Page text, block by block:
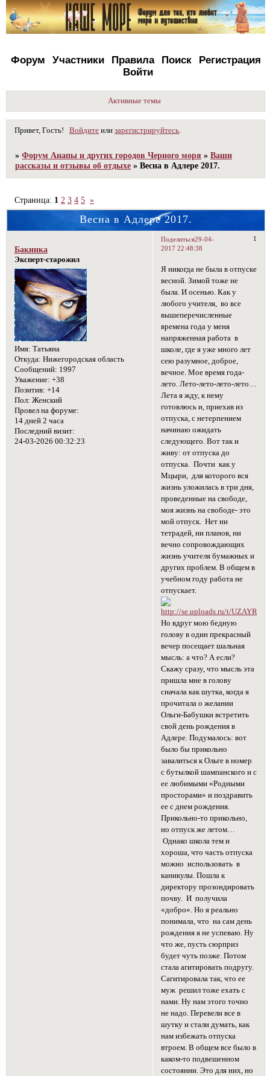
Форум Участники Правила Поиск
Регистрация
Войти
Активные темы
Привет, Гость! Войдите илизарегистрируйтесь
»Форум Анапы и других городов Черного моря »Ваши
рассказы и отзывы об отдыхе »Весна в Адлере 2017.
Весна в Адлере 2017.
Страница: 1 2 3 4 5 »
Поделиться 1
29-04-
2017 22:48:38
Бакинка
Эксперт-старожил
Имя: Татьяна
Откуда: Нижегородская область
Сообщений: 1997
Уважение: +38
Позитив: +14
Пол: Женский
Провел на форуме:
14 дней 2 часа
Последний визит:
24-03-2026 00:32:23
Я никогда не была в отпуске
весной. Зимой тоже не
была. И осенью. Как у
любого учителя, во все
вышеперечисленные
времена года у меня
напряженная работа в
школе, где я уже много лет
сею разумное, доброе,
вечное. Мое время года-
лето. Лето-лето-лето-лето…
Лета я жду, к нему
готовлюсь и, приехав из
отпуска, с нетерпением
начинаю ожидать
следующего. Вот так и
живу: от отпуска до
отпуска. Почти как у
Мцыри, для которого вся
жизнь уложилась в три дня,
проведенные на свободе,
моя жизнь на свободе- это
мой отпуск. Нет ни
тетрадей, ни планов, ни
вечно сопровождающих
жизнь учителя бумажных и
других проблем. В общем в
учебном году работа не
отпускает.
Но вдруг мою бедную
голову в один прекрасный
вечер посещает шальная
мысль: а что? А если?
Скажу сразу, что мысль эта
пришла мне в голову
сначала как шутка, когда я
прочитала о желании
Ольги-Бабушки встретить
свой день рождения в
Адлере. Подумалось: вот
было бы прикольно
завалиться к Ольге в номер
с бутылкой шампанского и с
ее любимыми «Родными
просторами» и поздравить
ее с днем рождения.
Прикольно-то прикольно,
но отпуск же летом…
Однако школа тем и
хороша, что часть отпуска
можно использовать в
каникулы. Пошла к
директору прозондировать
почву. И получила
«добро». Но я реально
понимала, что на сам день
рождения я не успеваю. Ну
что же, пусть сюрприз
будет чуть позже. Потом
стала агитировать подругу.
Сагитировала так, что ее
муж решил тоже ехать с
нами. Ну нам этого точно
не надо. Перевели все в
шутку и стали думать, как
нам избежать отпуска
втроем. В общем все было в
каком-то подвешенном
состоянии. Это для них, но